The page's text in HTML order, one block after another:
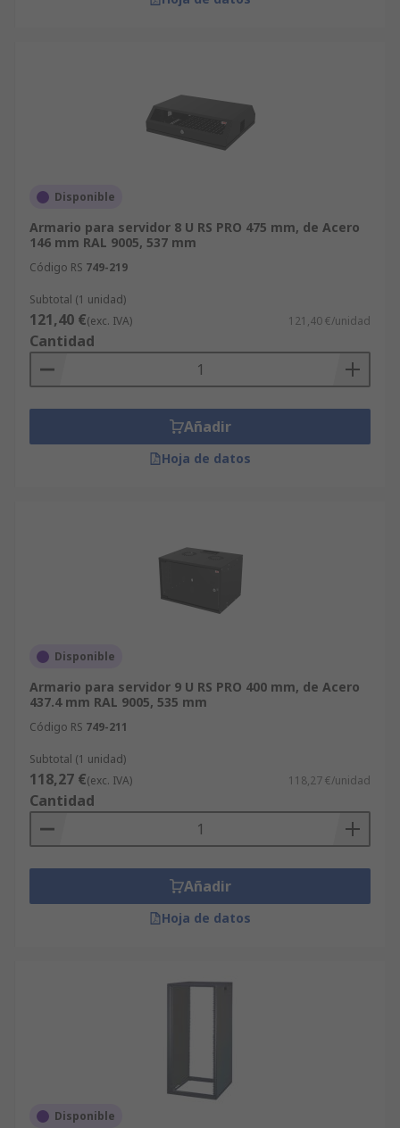
Disponible
Armario para servidor 8 U RS PRO 475 mm, de Acero
146 mm RAL 9005, 537 mm
Código RS 749-219
Subtotal (1 unidad)
121,40 €(exc. IVA) 121,40 €/unidad
Cantidad
Añadir
Hoja de datos
Disponible
Armario para servidor 9 U RS PRO 400 mm, de Acero
437.4 mm RAL 9005, 535 mm
Código RS 749-211
Subtotal (1 unidad)
118,27 €(exc. IVA) 118,27 €/unidad
Cantidad
Añadir
Hoja de datos
Disponible